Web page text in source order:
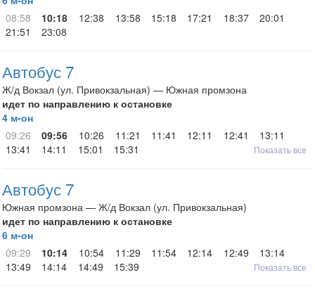
08:58
10:18 12:38 13:58 15:18 17:21 18:37
20:01
21:51
23:08
Автобус 7
Ж/д Вокзал (ул. Привокзальная) — Южная промзона
идет по направлению к остановке
4 м-он
09:26
09:56 10:26 11:21 11:41 12:11 12:41
13:11
13:41
14:11 15:01 15:31 Показать все
Автобус 7
Южная промзона — Ж/д Вокзал (ул. Привокзальная)
идет по направлению к остановке
6 м-он
09:29
10:14 10:54 11:29 11:54 12:14 12:49
13:14
13:49
14:14 14:49 15:39 Показать все